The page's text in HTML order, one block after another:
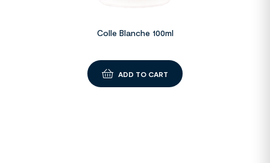
Colle Blanche 100ml
ADD TO CART